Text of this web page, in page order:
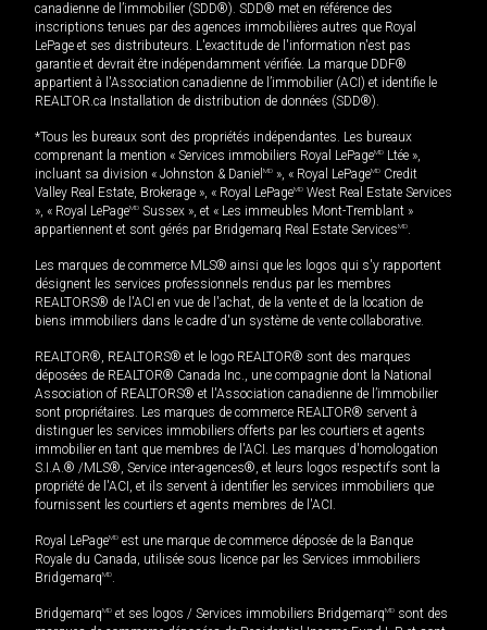
canadienne de l’immobilier (SDD®). SDD® met en référence des
inscriptions tenues par des agences immobilières autres que Royal
LePage et ses distributeurs. L'exactitude de l'information n'est pas
garantie et devrait être indépendamment vérifiée. La marque DDF®
appartient à l'Association canadienne de l’immobilier (ACI) et identifie le
REALTOR.ca Installation de distribution de données (SDD®).
*Tous les bureaux sont des propriétés indépendantes. Les bureaux
comprenant la mention « Services immobiliers Royal LePageMD Ltée »,
incluant sa division « Johnston & Daniel MD », « Royal LePageMD Credit
Valley Real Estate, Brokerage », « Royal LePageMD West Real Estate Services
», « Royal LePageMD Sussex », et « Les immeubles Mont-Tremblant »
appartiennent et sont gérés par Bridgemarq Real Estate ServicesMD.
Les marques de commerce MLS® ainsi que les logos qui s'y rapportent
désignent les services professionnels rendus par les membres
REALTORS® de l'ACI en vue de l'achat, de la vente et de la location de
biens immobiliers dans le cadre d'un système de vente collaborative.
REALTOR®, REALTORS® et le logo REALTOR® sont des marques
déposées de REALTOR® Canada Inc., une compagnie dont la National
Association of REALTORS® et l'Association canadienne de l’immobilier
sont propriétaires. Les marques de commerce REALTOR® servent à
distinguer les services immobiliers offerts par les courtiers et agents
immobilier en tant que membres de l'ACI. Les marques d'homologation
S.I.A.® /MLS®, Service inter-agences®, et leurs logos respectifs sont la
propriété de l'ACI, et ils servent à identifier les services immobiliers que
fournissent les courtiers et agents membres de l'ACI.
Royal LePageMD est une marque de commerce déposée de la Banque
Royale du Canada, utilisée sous licence par les Services immobiliers
BridgemarqMD.
BridgemarqMD et ses logos / Services immobiliers BridgemarqMD sont des